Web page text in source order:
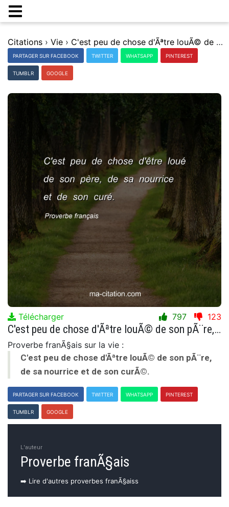
Citations › Vie › C'est peu de chose d'Ãªtre louÃ© de son pÃ¨re, de sa nourrice et de son curÃ©.
PARTAGER SUR FACEBOOK TWITTER WHATSAPP PINTEREST
TUMBLR GOOGLE
Télécharger 797 123
C'est peu de chose d'Ãªtre louÃ© de son pÃ¨re, de sa nourrice et de son curÃ©.
Proverbe franÃ§ais sur la vie :
C'est peu de chose d'Ãªtre louÃ© de son pÃ¨re,
de sa nourrice et de son curÃ©.
PARTAGER SUR FACEBOOK TWITTER WHATSAPP PINTEREST
TUMBLR GOOGLE
L'auteur
Proverbe franÃ§ais
➡️ Lire d'autres proverbes franÃ§aiss